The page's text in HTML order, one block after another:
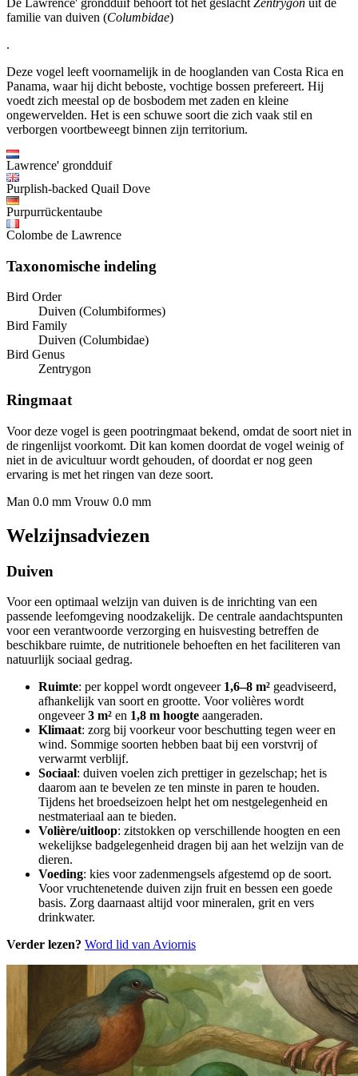
De Lawrence' grondduif behoort tot het geslacht Zentrygon uit de
familie van duiven (Columbidae)
.
Deze vogel leeft voornamelijk in de hooglanden van Costa Rica en
Panama, waar hij dicht beboste, vochtige bossen prefereert. Hij
voedt zich meestal op de bosbodem met zaden en kleine
ongewervelden. Het is een schuwe soort die zich vaak stil en
verborgen voortbeweegt binnen zijn territorium.
Lawrence' grondduif
Purplish-backed Quail Dove
Purpurrückentaube
Colombe de Lawrence
Taxonomische indeling
Bird Order
Duiven (Columbiformes)
Bird Family
Duiven (Columbidae)
Bird Genus
Zentrygon
Ringmaat
Voor deze vogel is geen pootringmaat bekend, omdat de soort niet in
de ringenlijst voorkomt. Dit kan komen doordat de vogel weinig of
niet in de avicultuur wordt gehouden, of doordat er nog geen
ervaring is met het ringen van deze soort.
Man 0.0 mm Vrouw 0.0 mm
Welzijnsadviezen
Duiven
Voor een optimaal welzijn van duiven is de inrichting van een
passende leefomgeving noodzakelijk. De centrale aandachtspunten
voor een verantwoorde verzorging en huisvesting betreffen de
beschikbare ruimte, de nutritionele behoeften en het faciliteren van
natuurlijk sociaal gedrag.
Ruimte: per koppel wordt ongeveer 1,6–8 m² geadviseerd,
afhankelijk van soort en grootte. Voor volières wordt
ongeveer3 m² en 1,8 m hoogte aangeraden.
Klimaat: zorg bij voorkeur voor beschutting tegen weer en
wind. Sommige soorten hebben baat bij een vorstvrij of
verwarmt verblijf.
Sociaal: duiven voelen zich prettiger in gezelschap; het is
daarom aan te bevelen ze ten minste in paren te houden.
Tijdens het broedseizoen helpt het om nestgelegenheid en
nestmateriaal aan te bieden.
Volière/uitloop: zitstokken op verschillende hoogten en een
wekelijkse badgelegenheid dragen bij aan het welzijn van de
dieren.
Voeding: kies voor zadenmengsels afgestemd op de soort.
Voor vruchtenetende duiven zijn fruit en bessen een goede
basis. Zorg daarnaast altijd voor mineralen, grit en vers
drinkwater.
Verder lezen? Word lid van Aviornis